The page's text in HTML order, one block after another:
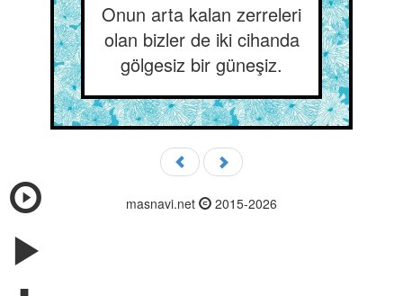
Onun arta kalan zerreleri
olan bizler de iki cihanda
gölgesiz bir güneşiz.
masnavi.net 2015-2026